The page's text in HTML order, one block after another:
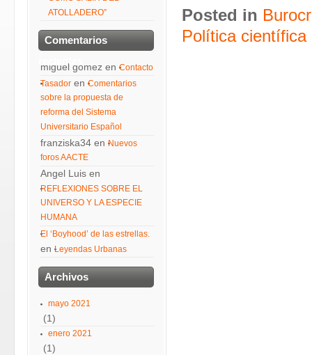
Posted in
Política científica
ATOLLADERO”
Comentarios
recientes
miguel gomez en Contacto
Tasador en Comentarios
sobre la propuesta de
reforma del Sistema
Universitario Español
franziska34 en Nuevos
foros AACTE
Angel Luis en
REFLEXIONES SOBRE EL
UNIVERSO Y LA ESPECIE
HUMANA
El ‘Boyhood’ de las estrellas.
en Leyendas Urbanas
Archivos
mayo 2021
(1)
enero 2021
(1)